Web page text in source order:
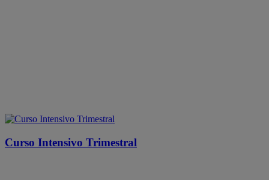
Curso Intensivo Trimestral